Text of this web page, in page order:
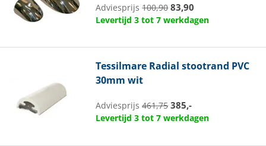
Adviesprijs100,90 83,90
Levertijd 3 tot 7 werkdagen
Tessilmare Radial stootrand PVC
30mm wit
Adviesprijs461,75 385,-
Levertijd 3 tot 7 werkdagen